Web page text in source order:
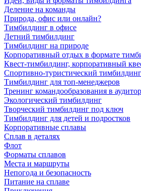
Деление на команды
Природа, офис или онлайн?
Тимбилдинг в офисе
Летний тимбилдинг
Тимбилдинг на природе
Корпоративный отдых в формате
Квест-тимбилдинг, корпоративный
Спортивно-туристический тимбилдинг
Тимбилдинг для топ-менеджеров
Тренинг командообразования в
Экологический тимбилдинг
Творческий тимбилдинг под ключ
Тимбилдинг для детей и подростков
Корпоративные сплавы
Сплав в деталях
Флот
Форматы сплавов
Места и маршруты
Непогода и безопасность
Питание на сплаве